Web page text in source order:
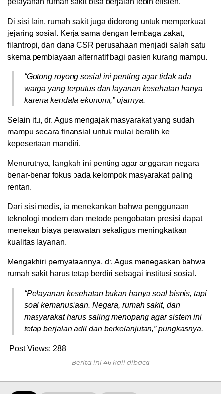
pelayanan rumah sakit bisa berjalan lebih efisien.
Di sisi lain, rumah sakit juga didorong untuk memperkuat
jejaring sosial. Kerja sama dengan lembaga zakat,
filantropi, dan dana CSR perusahaan menjadi salah satu
skema pembiayaan alternatif bagi pasien kurang mampu.
“Gotong royong sosial ini penting agar tidak ada
warga yang terputus dari layanan kesehatan hanya
karena kendala ekonomi,” ujarnya.
Selain itu, dr. Agus mengajak masyarakat yang sudah
mampu secara finansial untuk mulai beralih ke
kepesertaan mandiri.
Menurutnya, langkah ini penting agar anggaran negara
benar-benar fokus pada kelompok masyarakat paling
rentan.
Dari sisi medis, ia menekankan bahwa penggunaan
teknologi modern dan metode pengobatan presisi dapat
menekan biaya perawatan sekaligus meningkatkan
kualitas layanan.
Mengakhiri pernyataannya, dr. Agus menegaskan bahwa
rumah sakit harus tetap berdiri sebagai institusi sosial.
“Pelayanan kesehatan bukan hanya soal bisnis, tapi
soal kemanusiaan. Negara, rumah sakit, dan
masyarakat harus saling menopang agar sistem ini
tetap berjalan adil dan berkelanjutan,” pungkasnya.
Post Views: 288
Berita ini 46 kali dibaca